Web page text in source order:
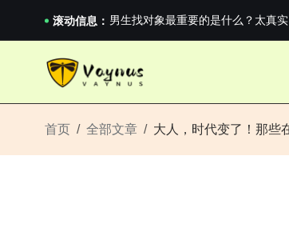
滚动信息： 2026澳网男单收官：全满贯对上全
《巅峰守卫 Highguard》正式上线
2026澳网男单收官：全满贯对上全
首页 全部文章 大人，时代变了！那些